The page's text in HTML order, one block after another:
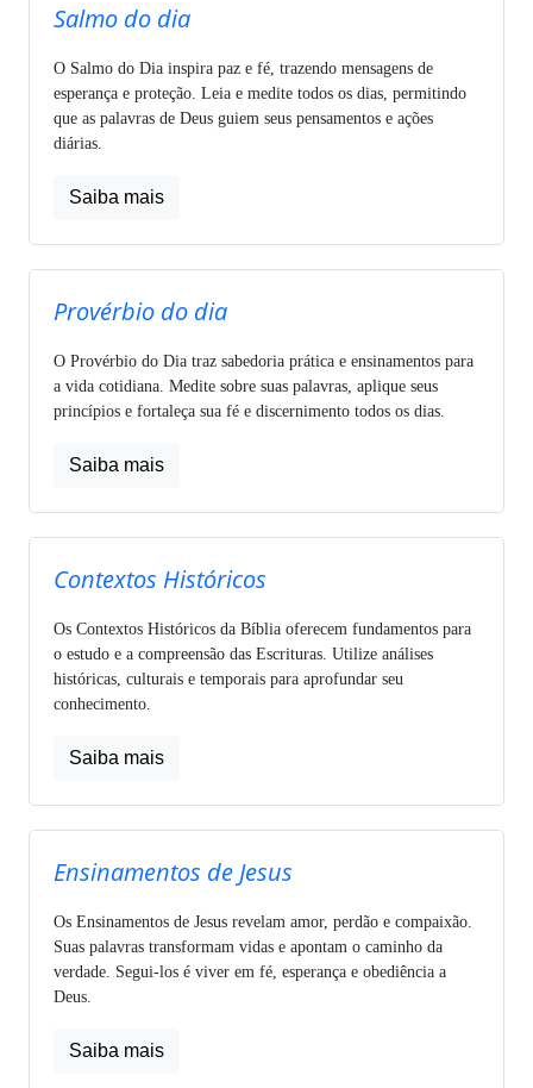
Salmo do dia
O Salmo do Dia inspira paz e fé, trazendo mensagens de
esperança e proteção. Leia e medite todos os dias, permitindo
que as palavras de Deus guiem seus pensamentos e ações
diárias.
Saiba mais
Provérbio do dia
O Provérbio do Dia traz sabedoria prática e ensinamentos para
a vida cotidiana. Medite sobre suas palavras, aplique seus
princípios e fortaleça sua fé e discernimento todos os dias.
Saiba mais
Contextos Históricos
Os Contextos Históricos da Bíblia oferecem fundamentos para
o estudo e a compreensão das Escrituras. Utilize análises
históricas, culturais e temporais para aprofundar seu
conhecimento.
Saiba mais
Ensinamentos de Jesus
Os Ensinamentos de Jesus revelam amor, perdão e compaixão.
Suas palavras transformam vidas e apontam o caminho da
verdade. Segui-los é viver em fé, esperança e obediência a
Deus.
Saiba mais